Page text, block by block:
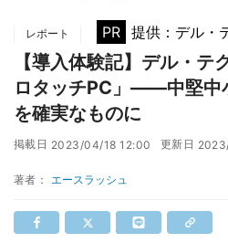
レポート PR 提供：デル・
【導入体験記】デル・テ
ロタッチPC」――中堅中
を確実なものに
掲載日 2023/04/18 12:00 更新日
著者： エースラッシュ